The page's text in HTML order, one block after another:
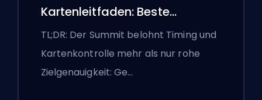
Kartenleitfaden: Beste
Agenten, Callouts und
Smokes
TL;DR: Der Summit belohnt Timing und
Kartenkontrolle mehr als nur rohe
Zielgenauigkeit: Ge…